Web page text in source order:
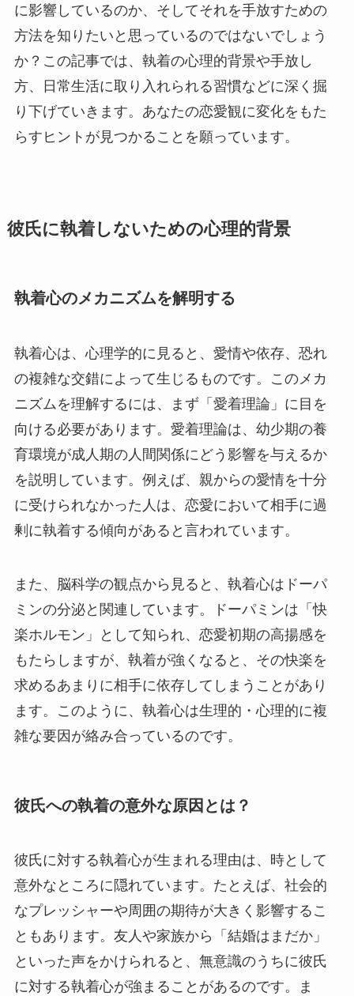
に影響しているのか、そしてそれを手放すための
方法を知りたいと思っているのではないでしょう
か？この記事では、執着の心理的背景や手放し
方、日常生活に取り入れられる習慣などに深く掘
り下げていきます。あなたの恋愛観に変化をもた
らすヒントが見つかることを願っています。
彼氏に執着しないための心理的背景
執着心のメカニズムを解明する
執着心は、心理学的に見ると、愛情や依存、恐れ
の複雑な交錯によって生じるものです。このメカ
ニズムを理解するには、まず「愛着理論」に目を
向ける必要があります。愛着理論は、幼少期の養
育環境が成人期の人間関係にどう影響を与えるか
を説明しています。例えば、親からの愛情を十分
に受けられなかった人は、恋愛において相手に過
剰に執着する傾向があると言われています。
また、脳科学の観点から見ると、執着心はドーパ
ミンの分泌と関連しています。ドーパミンは「快
楽ホルモン」として知られ、恋愛初期の高揚感を
もたらしますが、執着が強くなると、その快楽を
求めるあまりに相手に依存してしまうことがあり
ます。このように、執着心は生理的・心理的に複
雑な要因が絡み合っているのです。
彼氏への執着の意外な原因とは？
彼氏に対する執着心が生まれる理由は、時として
意外なところに隠れています。たとえば、社会的
なプレッシャーや周囲の期待が大きく影響するこ
ともあります。友人や家族から「結婚はまだか」
といった声をかけられると、無意識のうちに彼氏
に対する執着心が強まることがあるのです。ま